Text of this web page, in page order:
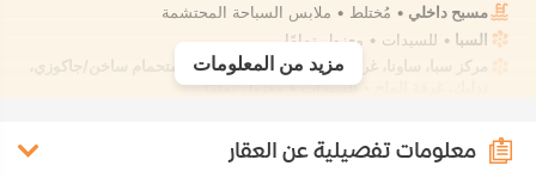
مسبح داخلي • مُختلط • ملابس السباحة المحتشمة
السبا • للسيدات • معزول تمامًا
مركز سبا، ساونا، غرفة بخار، حمام تركي، حوض استحمام ساخن/جاكوزي،
• للسيدات • معزول تمامًا
مزيد من المعلومات
معلومات تفصيلية عن العقار